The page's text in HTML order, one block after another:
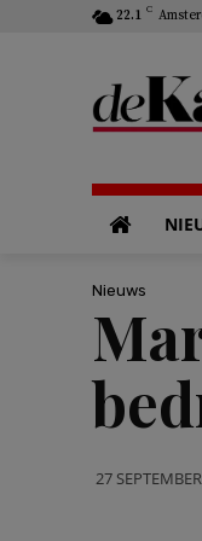
22.1 C
Nieuws
27